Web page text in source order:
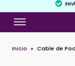
Inicio » Cable de